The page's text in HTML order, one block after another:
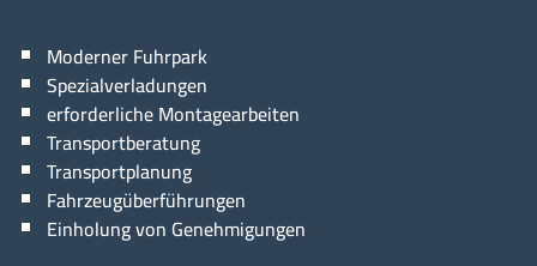
Moderner Fuhrpark
Spezialverladungen
erforderliche Montagearbeiten
Transportberatung
Transportplanung
Fahrzeugüberführungen
Einholung von Genehmigungen